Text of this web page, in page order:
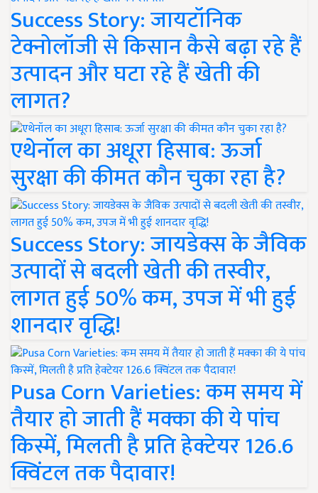
Success Story: जायटॉनिक
टेक्नोलॉजी से किसान कैसे बढ़ा रहे हैं
उत्पादन और घटा रहे हैं खेती की
लागत?
एथेनॉल का अधूरा हिसाब: ऊर्जा
सुरक्षा की कीमत कौन चुका रहा है?
Success Story: जायडेक्स के जैविक
उत्पादों से बदली खेती की तस्वीर,
लागत हुई 50% कम, उपज में भी हुई
शानदार वृद्धि!
Pusa Corn Varieties: कम समय में
तैयार हो जाती हैं मक्का की ये पांच
किस्में, मिलती है प्रति हेक्टेयर 126.6
क्विंटल तक पैदावार!